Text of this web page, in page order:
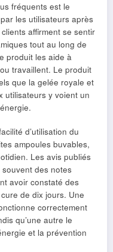
fréquents est le
les utilisateurs après
affirment se sentir
tout au long de
produit les aide à
travaillent. Le produit
que la gelée royale et
utilisateurs y voient un
d’utilisation du
ampoules buvables,
Les avis publiés
des notes
avoir constaté des
de dix jours. Une
correctement
qu’une autre le
et la prévention